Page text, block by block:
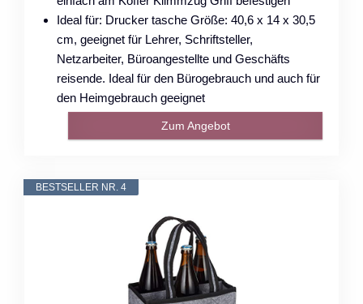
Ideal für: Drucker tasche Größe: 40,6 x 14 x 30,5
cm, geeignet für Lehrer, Schriftsteller,
Netzarbeiter, Büroangestellte und Geschäfts
reisende. Ideal für den Bürogebrauch und auch für
den Heimgebrauch geeignet
Zum Angebot
BESTSELLER NR. 4